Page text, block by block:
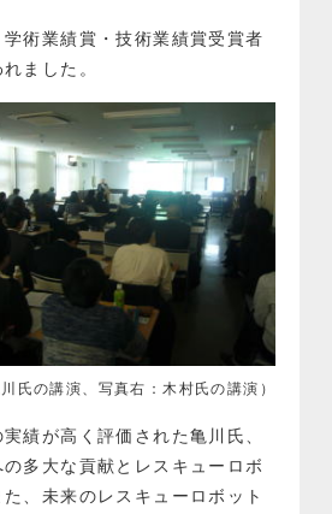
術業績賞・技術業績賞受賞者
ました。
川氏の講演、写真右：木村氏の講演）
績が高く評価された亀川氏、
多大な貢献とレスキューロボ
、未来のレスキューロボット